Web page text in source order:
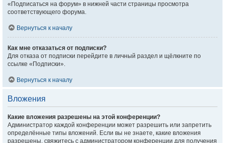
«Подписаться на форум» в нижней части страницы просмотра
соответствующего форума.
Вернуться к началу
Как мне отказаться от подписки?
Для отказа от подписки перейдите в личный раздел и щёлкните по
ссылке «Подписки».
Вернуться к началу
Вложения
Какие вложения разрешены на этой конференции?
Администратор каждой конференции может разрешить или запретить
определённые типы вложений. Если вы не знаете, какие вложения
разрешены, свяжитесь с администратором конференции для получения